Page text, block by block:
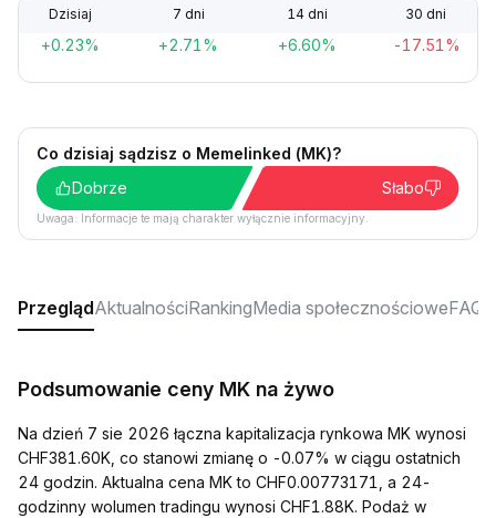
Dzisiaj 7 dni 14 dni 30 dni
+0.23% +2.71% +6.60% -17.51%
Co dzisiaj sądzisz o Memelinked (MK)?
Dobrze
Słabo
Uwaga: Informacje te mają charakter wyłącznie informacyjny.
PrzeglądAktualnościRankingMedia społecznościoweFAQ
Podsumowanie ceny MK na żywo
Na dzień 7 sie 2026 łączna kapitalizacja rynkowa MK wynosi
CHF381.60K, co stanowi zmianę o -0.07% w ciągu ostatnich
24 godzin. Aktualna cena MK to CHF0.00773171, a 24-
godzinny wolumen tradingu wynosi CHF1.88K. Podaż w